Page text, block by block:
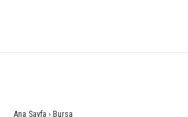
Ana Sayfa › Bursa